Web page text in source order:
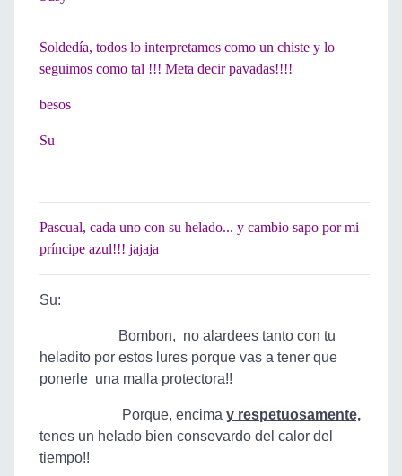
Soldedía, todos lo interpretamos como un chiste y lo
seguimos como tal !!! Meta decir pavadas!!!!
besos
Su
Pascual, cada uno con su helado... y cambio sapo por mi
príncipe azul!!! jajaja
Su:
Bombon, no alardees tanto con tu
heladito por estos lures porque vas a tener que
ponerle una malla protectora!!
Porque, encima y respetuosamente,
tenes un helado bien consevardo del calor del
tiempo!!